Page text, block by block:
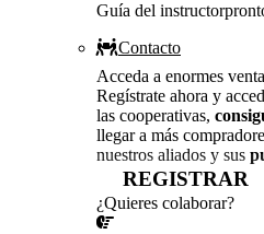
Guía del instructor
Contacto
Acceda a enormes
Regístrate ahora y
las cooperativas,
llegar a más
nuestros aliados y sus
REGISTRAR
¿Quieres colaborar?